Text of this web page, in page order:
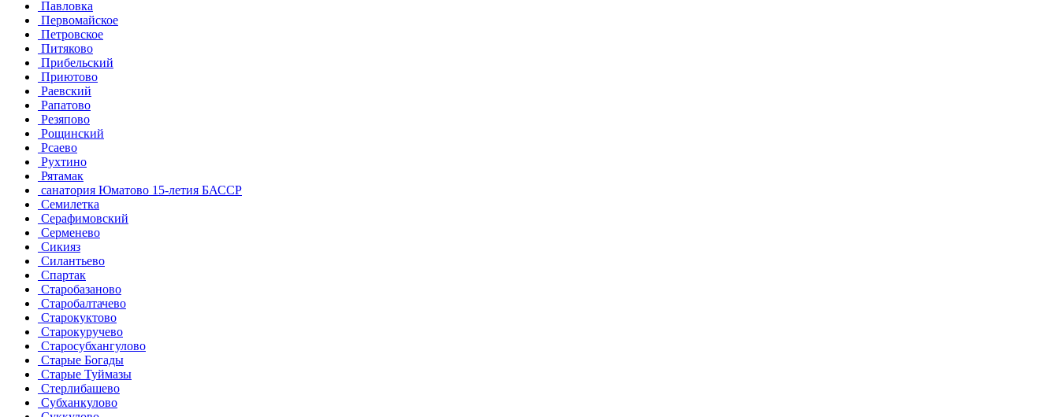
Павловка
Первомайское
Петровское
Питяково
Прибельский
Приютово
Раевский
Рапатово
Резяпово
Рощинский
Рсаево
Рухтино
Рятамак
санатория Юматово 15-летия БАССР
Семилетка
Серафимовский
Серменево
Сикияз
Силантьево
Спартак
Старобазаново
Старобалтачево
Старокуктово
Старокуручево
Старосубхангулово
Старые Богады
Старые Туймазы
Стерлибашево
Субханкулово